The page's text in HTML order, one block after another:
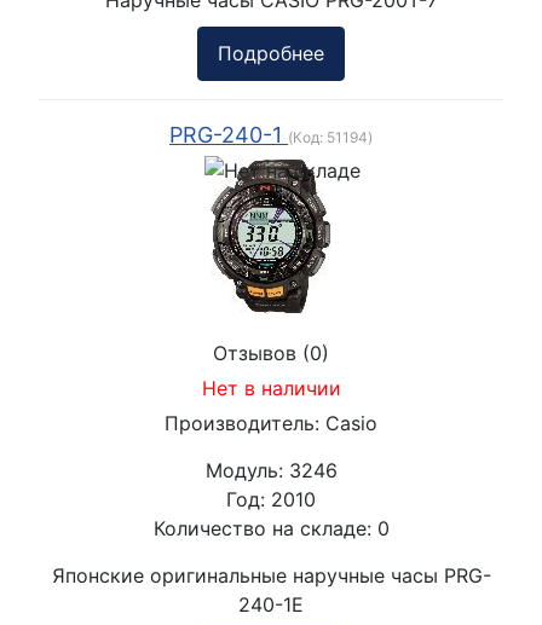
Подробнее
PRG-240-1 (Код: 51194)
Отзывов (0)
Нет в наличии
Производитель: Casio
Модуль: 3246
Год: 2010
Количество на складе: 0
Японские оригинальные наручные часы PRG-
240-1E